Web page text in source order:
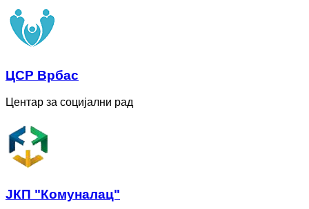
ЦСР Врбас
Центар за социјални рад
ЈКП "Комуналац"